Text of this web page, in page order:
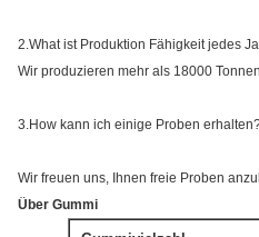
2.What ist Produktion Fähigkeit jedes
Wir produzieren mehr als 18000
3.How kann ich einige Proben
Wir freuen uns, Ihnen freie Proben
Über Gummi